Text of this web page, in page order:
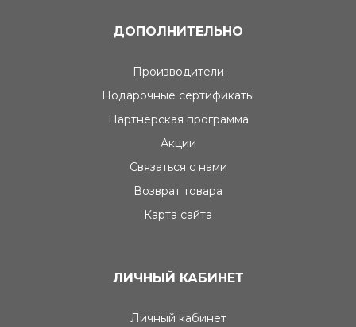
ДОПОЛНИТЕЛЬНО
Производители
Подарочные сертификаты
Партнёрская программа
Акции
Связаться с нами
Возврат товара
Карта сайта
ЛИЧНЫЙ КАБИНЕТ
Личный кабинет